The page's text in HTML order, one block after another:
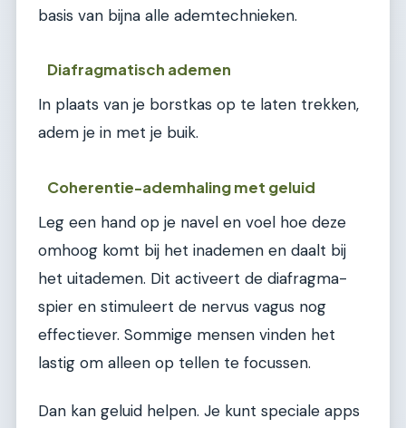
basis van bijna alle ademtechnieken.
Diafragmatisch ademen
In plaats van je borstkas op te laten trekken,
adem je in met je buik.
Coherentie-ademhaling met geluid
Leg een hand op je navel en voel hoe deze
omhoog komt bij het inademen en daalt bij
het uitademen. Dit activeert de diafragma-
spier en stimuleert de nervus vagus nog
effectiever. Sommige mensen vinden het
lastig om alleen op tellen te focussen.
Dan kan geluid helpen. Je kunt speciale apps